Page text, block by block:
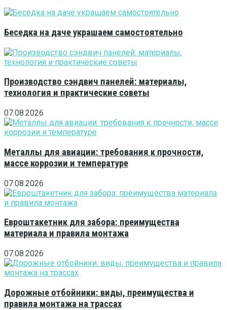
Беседка на даче украшаем самостоятельно
Производство сэндвич панелей: материалы,
технология и практические советы
07.08.2026
Металлы для авиации: требования к прочности,
массе коррозии и температуре
07.08.2026
Евроштакетник для забора: преимущества
материала и правила монтажа
07.08.2026
Дорожные отбойники: виды, преимущества и
правила монтажа на трассах